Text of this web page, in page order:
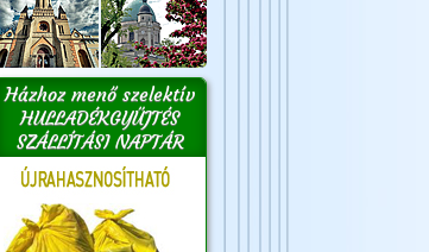
Házhoz menő szelektív
HULLADÉKGYŰJTÉS
SZÁLLÍTÁSI NAPTÁR